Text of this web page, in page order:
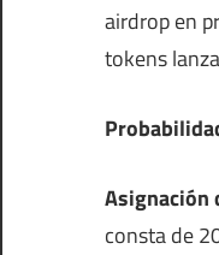
airdrop en
tokens
Asignación
consta de